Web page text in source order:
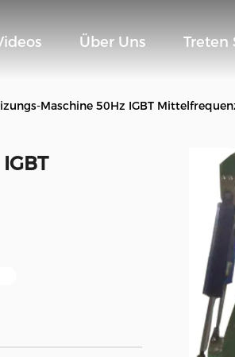
Über Uns Treten
Maschine 50Hz IGBT